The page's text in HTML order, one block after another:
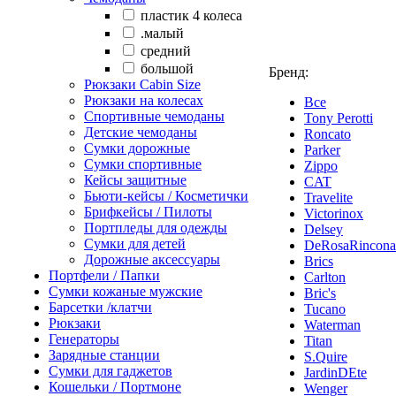
пластик 4 колеса
.малый
cредний
большой
Рюкзаки Сabin Size
Рюкзаки на колесах
Спортивные чемоданы
Детские чемоданы
Сумки дорожные
Сумки спортивные
Кейсы защитные
Бьюти-кейсы / Косметички
Брифкейсы / Пилоты
Портпледы для одежды
Сумки для детей
Дорожные аксессуары
Портфели / Папки
Сумки кожаные мужские
Барсетки /клатчи
Рюкзаки
Генераторы
Зарядные станции
Сумки для гаджетов
Кошельки / Портмоне
Бренд:
Все
Tony Perotti
Roncato
Parker
Zippo
CAT
Travelite
Victorinox
Delsey
Brics
Carlton
Bric's
Tucano
Waterman
Titan
S.Quire
JardinDEte
Wenger